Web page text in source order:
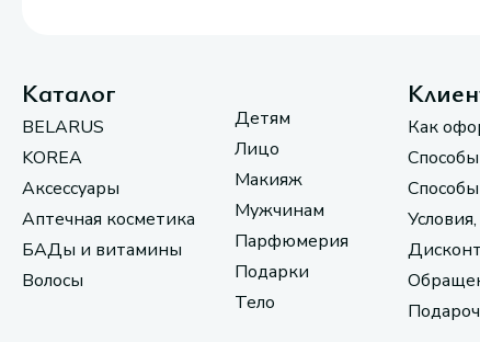
Каталог
BELARUS
KOREA
Аксессуары
Аптечная косметика
БАДы и витамины
Волосы
Детям
Лицо
Макияж
Мужчинам
Парфюмерия
Подарки
Тело
Как